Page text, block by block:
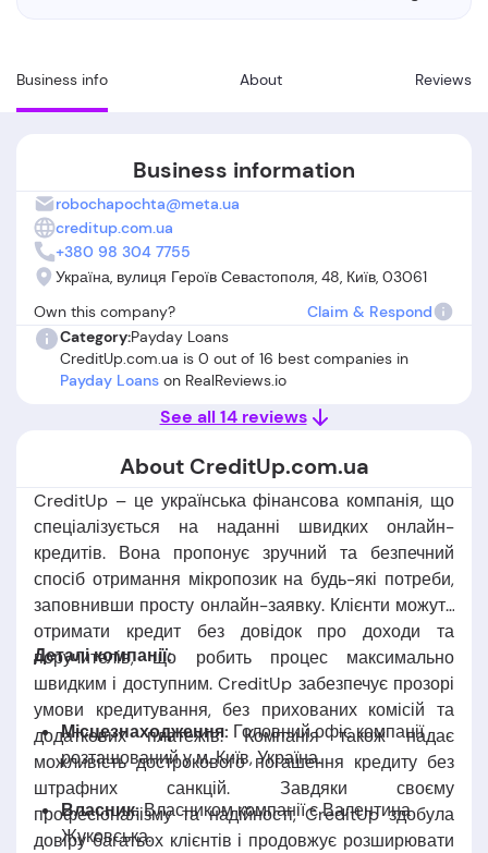
Business info About Reviews
Business information
robochapochta@meta.ua
creditup.com.ua
+380 98 304 7755
Україна, вулиця Героїв Севастополя, 48, Київ, 03061
Own this company?
Claim & Respond
Category:Payday Loans
CreditUp.com.ua is 0 out of 16 best companies in
Payday Loans on RealReviews.io
See all 14 reviews
About CreditUp.com.ua
CreditUp – це українська фінансова компанія, що
спеціалізується на наданні швидких онлайн-
кредитів. Вона пропонує зручний та безпечний
спосіб отримання мікропозик на будь-які потреби,
заповнивши просту онлайн-заявку. Клієнти можуть
отримати кредит без довідок про доходи та
поручителів, що робить процес максимально
швидким і доступним. CreditUp забезпечує прозорі
умови кредитування, без прихованих комісій та
додаткових платежів. Компанія також надає
можливість дострокового погашення кредиту без
штрафних санкцій. Завдяки своєму
професіоналізму та надійності, CreditUp здобула
довіру багатьох клієнтів і продовжує розширювати
Деталі компанії:
Місцезнаходження: Головний офіс компанії
розташований у м. Київ, Україна.
Власник:Власником компанії є Валентина
Жуковська.